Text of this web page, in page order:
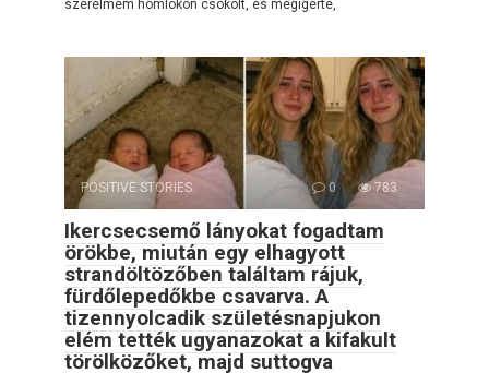
szerelmem homlokon csókolt, és megígérte,
POSITIVE STORIES 0 783
Ikercsecsemő lányokat fogadtam
örökbe, miután egy elhagyott
strandöltözőben találtam rájuk,
fürdőlepedőkbe csavarva. A
tizennyolcadik születésnapjukon
elém tették ugyanazokat a kifakult
törölközőket, majd suttogva